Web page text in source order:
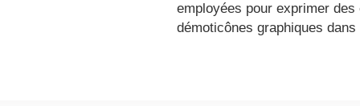
employées pour exprimer
démoticônes graphiques